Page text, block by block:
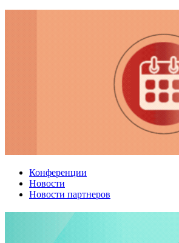
Конференции
Новости
Новости партнеров